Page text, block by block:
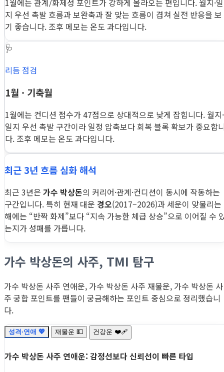
1월에는 관계/화제성 포인트가 강하게 올라오는 편입니다. 월지·일
지 우선 촉발 흐름과 보완축과 잘 맞는 흐름이 겹쳐 실전 반응을 보
기 좋습니다. 조후 메모는 온도 과다입니다.
🩺
리듬 점검
1월 · 기축월
1월에는 컨디션 점수가 47점으로 상대적으로 낮게 잡힙니다. 월지·
일지 우선 촉발 구간이라 일정 압축보다 회복 블록 확보가 중요합
다. 조후 메모는 온도 과다입니다.
최근 3년 흐름 심화 해석
최근 3년은 가수 박상돈의 커리어·관계·컨디션이 동시에 작동하는
구간입니다. 특히 현재 대운 경오(2017–2026)과 세운이 맞물리는
해에는 “반짝 화제”보다 “지속 가능한 체급 상승”으로 이어질 수
는지가 성패를 가릅니다.
가수 박상돈의 사주, TMI 탐구
가수 박상돈 사주 연애운, 가수 박상돈 사주 재물운, 가수 박상돈 사
주 궁합 포인트를 팬들이 궁금해하는 포인트 중심으로 정리했습니
다.
성격·연애 💖 재물운 💵 건강운 ❤️‍🩹
가수 박상돈 사주 연애운: 감정선보다 신뢰선이 빠른 타입